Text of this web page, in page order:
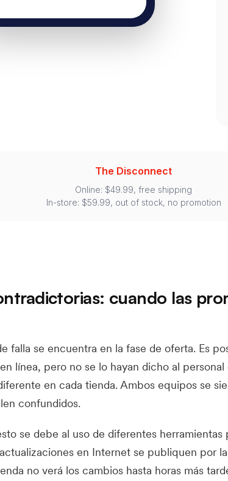
The Disconnect
Online: $49.99, free shipping
In-store: $59.99, out of stock, no promotion
cuando las
falla se encuentra en la fase de oferta. Es
línea, pero no se lo hayan dicho al personal
en cada tienda. Ambos equipos se
confundidos.
se debe al uso de diferentes herramientas
en Internet se publiquen por
no verá los cambios hasta horas más